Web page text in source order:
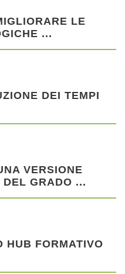
LE
...
DEI TEMPI
VERSIONE
DEL GRADO ...
HUB FORMATIVO